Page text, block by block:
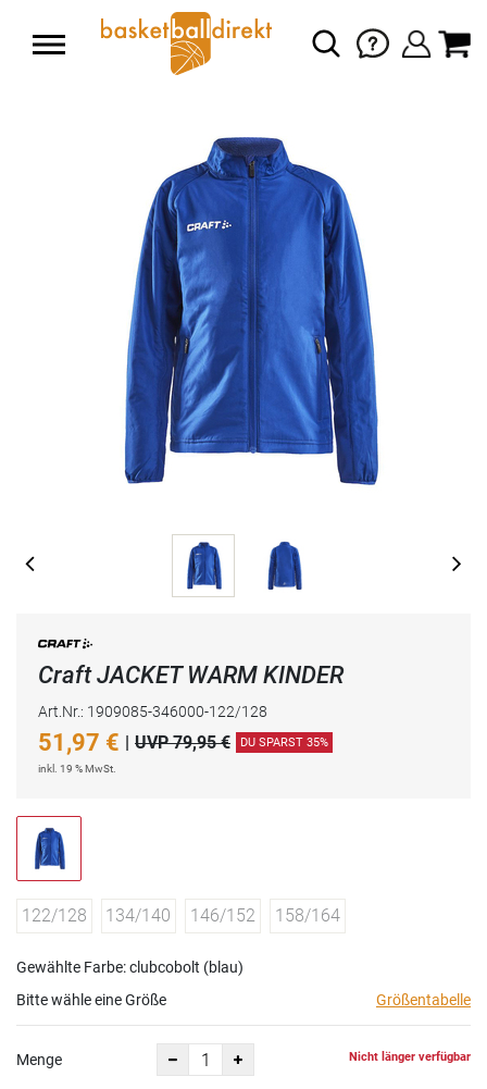
Craft JACKET WARM KINDER
Art.Nr.: 1909085-346000-122/128
51,97 € | UVP 79,95 € DU SPARST 35%
inkl. 19 % MwSt.
122/128 134/140 146/152 158/164
Gewählte Farbe: clubcobolt (blau)
Bitte wähle eine Größe
Größentabelle
Menge Nicht länger verfügbar